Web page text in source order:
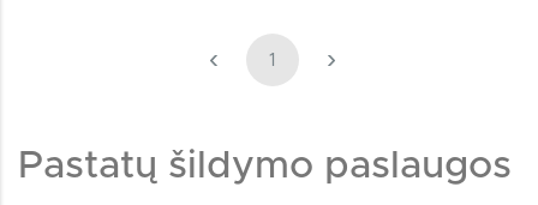
‹ 1 ›
Pastatų šildymo paslaugos